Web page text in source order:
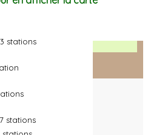
stations
7 stations